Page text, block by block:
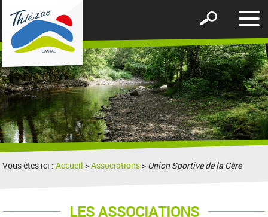
le
Afficher
formulaire
de
recherche
Vous êtes ici :Accueil >Associations > Union Sportive de la Cère
LES ASSOCIATIONS